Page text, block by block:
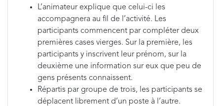
L’animateur explique que celui-ci les
accompagnera au fil de l’activité. Les
participants commencent par compléter deux
premières cases vierges. Sur la première, les
participants y inscrivent leur prénom, sur la
deuxième une information sur eux que peu de
gens présents connaissent.
Répartis par groupe de trois, les participants se
déplacent librement d’un poste à l’autre.